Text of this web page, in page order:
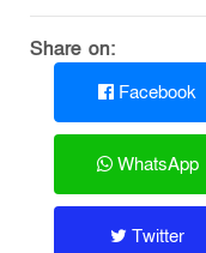
Share on:
Facebook
WhatsApp
Twitter